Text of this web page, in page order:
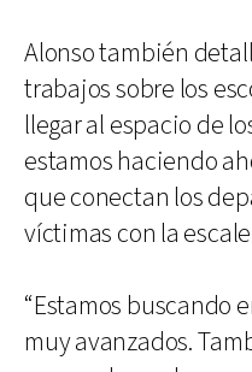
Alonso también
trabajos sobre los
llegar al espacio de
estamos haciendo
que conectan los
víctimas con la
“Estamos buscando
muy avanzados.